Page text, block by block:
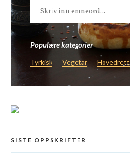
Populære kategorier
Tyrkisk Vegetar Hovedrett
SISTE OPPSKRIFTER